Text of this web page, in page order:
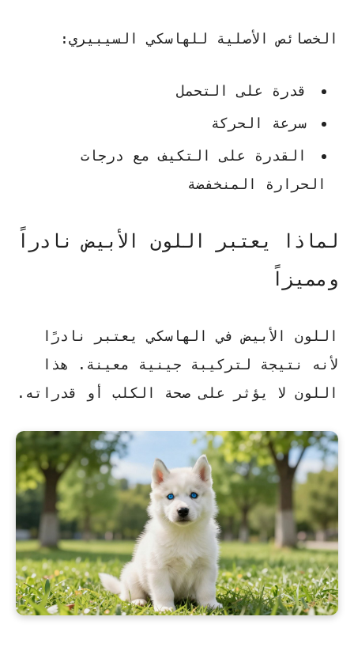
الخصائص الأصلية للهاسكي السيبيري:
قدرة على التحمل
سرعة الحركة
القدرة على التكيف مع درجات
الحرارة المنخفضة
لماذا يعتبر اللون الأبيض نادراً
ومميزاً
اللون الأبيض في الهاسكي يعتبر نادرًا
لأنه نتيجة لتركيبة جينية معينة. هذا
اللون لا يؤثر على صحة الكلب أو قدراته.